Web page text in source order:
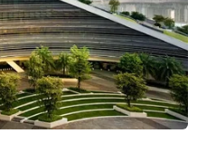
binh sỹ
điểm